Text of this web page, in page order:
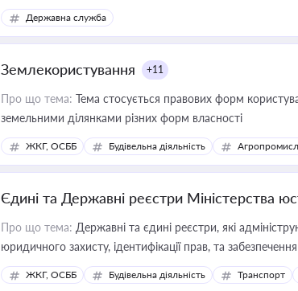
Державна служба
Землекористування +11
Про що тема: Тема стосується правових форм
земельними ділянками різних форм власності
ЖКГ, ОСББ Будівельна діяльність
Єдині та Державні реєстри Міністерства
Про що тема: Державні та єдині реєстри, які
юридичного захисту, ідентифікації прав, та
ЖКГ, ОСББ Будівельна діяльність Транспорт